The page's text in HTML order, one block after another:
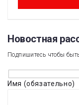
Новостная
Подпишитесь чтобы
Имя (обязательно)